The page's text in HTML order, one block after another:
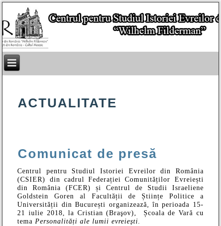
ACTUALITATE
Comunicat de presă
Centrul pentru Studiul Istoriei Evreilor din România
(CSIER) din cadrul Federației Comunităților Evreiești
din România (FCER) și Centrul de Studii Israeliene
Goldstein Goren al Facultății de Științe Politice a
Universității din București organizează, în perioada 15-
21 iulie 2018, la Cristian (Braşov), Școala de Vară cu
temaPersonalități ale lumii evreiești.